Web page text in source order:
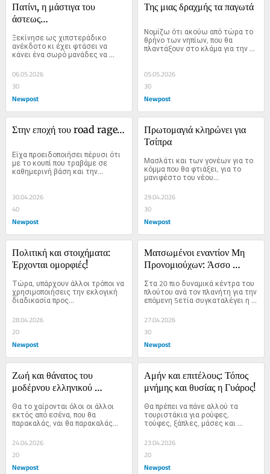
Πατίνι, η μάστιγα του
άστεως…
Ξεκίνησε ως χιπστεράδικο
ανέκδοτο κι έχει φτάσει να
κάνει ένα σωρό μανάδες να
κλαίνε με δάκρυ μαύρο.
06.05.2026
30
Newpost
Της μιας δραχμής τα παγωτά
Νομίζω ότι ακούω από τώρα το
θρήνο των νηπίων, που θα
πλαντάξουν στο κλάμα για την
απώλεια του καλοκαιρινού
05.05.2026
30
Newpost
Στην εποχή του road rage…
Είχα προειδοποιήσει πέρυσι ότι
με το κουπί που τραβάμε σε
καθημερινή βάση και την...
30.04.2026
40
Newpost
Πρωτομαγιά κληρώνει για
Τσίπρα
Μασλάτι και των γονέων για το
κόμμα που θα φτιάξει, για το
μανιφέστο του νέου...
29.04.2026
30
Newpost
Πολιτική και στοιχήματα:
Έρχονται ομορφιές!
Τώρα, υπάρχουν άλλοι τρόποι να
χρησιμοποιήσεις την εκλογική
διαδικασία προς...
28.04.2026
20
Newpost
Ματσωμένοι εναντίον Μη
Προνομιούχων: Άσσο
Στα 20 πιο δυναμικά κέντρα του
πλούτου ανά τον πλανήτη για την
επόμενη 5ετία συγκαταλέγει η
Knight Frank την Ελλάδα.
27.04.2026
30
Newpost
Ζωή και θάνατος του
μοδέρνου ελληνικού
Θα το χαίρονται όλοι οι άλλοι
εκτός από εσένα, που θα
παρακαλάς, ναι θα παρακαλάς...
24.04.2026
20
Newpost
Αμήν και επιτέλους: Τόπος
μνήμης και θυσίας η Γυάρος!
Θα πρέπει να πάνε αλλού τα
τουριστάκια για ρούφες,
τούφες, ξάπλες, μάσες και
ινσταγκράμαμπολ μόμεντς.
23.04.2026
20
Newpost